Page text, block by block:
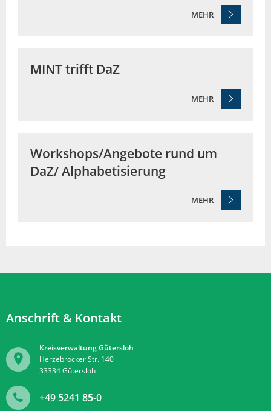
MEHR
MINT trifft DaZ
MEHR
Workshops/Angebote rund um
DaZ/ Alphabetisierung
MEHR
Anschrift & Kontakt
Kreisverwaltung Gütersloh
Herzebrocker Str. 140
33334Gütersloh
+49 5241 85-0